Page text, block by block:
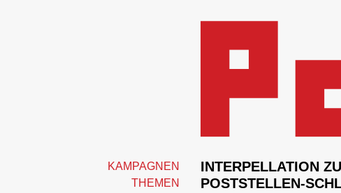
KAMPAGNEN
THEMEN
INTERPELLATION
POSTSTELLEN-